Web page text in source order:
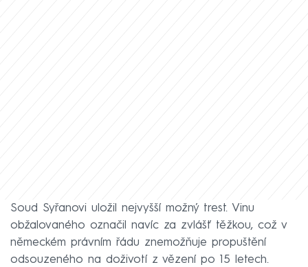
Soud Syřanovi uložil nejvyšší možný trest. Vinu
obžalovaného označil navíc za zvlášť těžkou, což v
německém právním řádu znemožňuje propuštění
odsouzeného na doživotí z vězení po 15 letech.